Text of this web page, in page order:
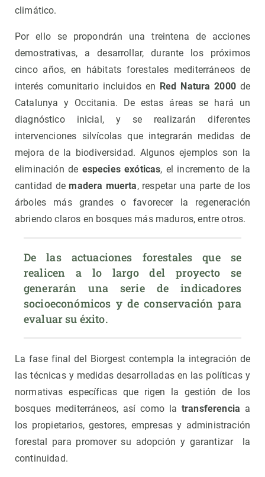
climático.
Por ello se propondrán una treintena de acciones
demostrativas, a desarrollar, durante los próximos
cinco años, en hábitats forestales mediterráneos de
interés comunitario incluidos en Red Natura 2000de
Catalunya y Occitania. De estas áreas se hará un
diagnóstico inicial, y se realizarán diferentes
intervenciones silvícolas que integrarán medidas de
mejora de la biodiversidad. Algunos ejemplos son la
eliminación de especies exóticas, el incremento de la
cantidad demadera muerta, respetar una parte de los
árboles más grandes o favorecer la regeneración
abriendo claros en bosques más maduros, entre otros.
De las actuaciones forestales que se
realicen a lo largo del proyecto se
generarán una serie de indicadores
socioeconómicos y de conservación para
evaluar su éxito.
La fase final del Biorgest contempla la integración de
las técnicas y medidas desarrolladas en las políticas y
normativas específicas que rigen la gestión de los
bosques mediterráneos, así como la transferencia a
los propietarios, gestores, empresas y administración
forestal para promover su adopción y garantizar la
continuidad.